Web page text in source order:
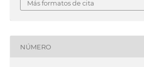
Más formatos de cita
NÚMERO